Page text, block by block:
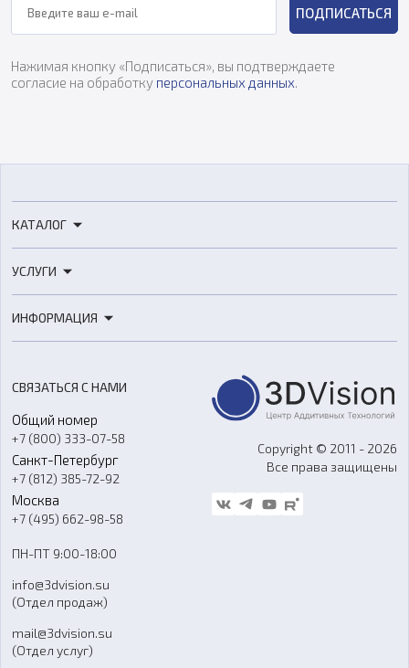
ПОДПИСАТЬСЯ
Нажимая кнопку «Подписаться», вы подтверждаете
согласие на обработку персональных данных.
КАТАЛОГ
3D-сканеры
Расходные материалы
Оборудование и материалы для вакуумного литья
Аксессуары и прочее оборудование
Программное обеспечение
УСЛУГИ
3D-моделирование
Ремонт и услуги
ИНФОРМАЦИЯ
О компании
Контакты
Гос. закупки
Стать дилером
Блог
FAQ
СВЯЗАТЬСЯ С НАМИ
Общий номер
+7 (800) 333-07-58
Санкт-Петербург
+7 (812) 385-72-92
Москва
+7 (495) 662-98-58
ПН-ПТ 9:00-18:00
info@3dvision.su
(Отдел продаж)
mail@3dvision.su
(Отдел услуг)
Copyright © 2011 - 2026
Все права защищены